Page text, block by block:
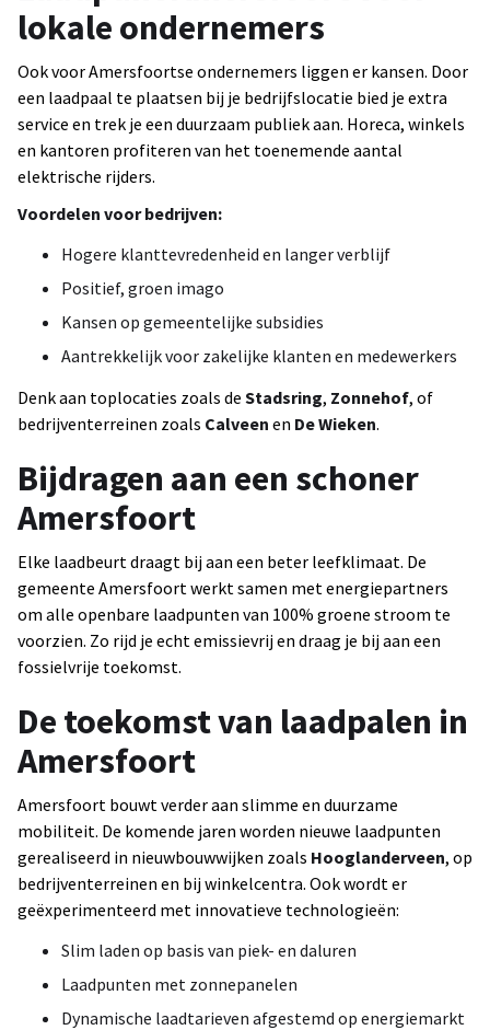
lokale ondernemers
Ook voor Amersfoortse ondernemers liggen er kansen. Door
een laadpaal te plaatsen bij je bedrijfslocatie bied je extra
service en trek je een duurzaam publiek aan. Horeca, winkels
en kantoren profiteren van het toenemende aantal
elektrische rijders.
Voordelen voor bedrijven:
Hogere klanttevredenheid en langer verblijf
Positief, groen imago
Kansen op gemeentelijke subsidies
Aantrekkelijk voor zakelijke klanten en medewerkers
Denk aan toplocaties zoals de Stadsring, Zonnehof, of
bedrijventerreinen zoals Calveen en De Wieken.
Bijdragen aan een schoner
Amersfoort
Elke laadbeurt draagt bij aan een beter leefklimaat. De
gemeente Amersfoort werkt samen met energiepartners
om alle openbare laadpunten van 100% groene stroom te
voorzien. Zo rijd je echt emissievrij en draag je bij aan een
fossielvrije toekomst.
De toekomst van laadpalen in
Amersfoort
Amersfoort bouwt verder aan slimme en duurzame
mobiliteit. De komende jaren worden nieuwe laadpunten
gerealiseerd in nieuwbouwwijken zoals Hooglanderveen, op
bedrijventerreinen en bij winkelcentra. Ook wordt er
geëxperimenteerd met innovatieve technologieën:
Slim laden op basis van piek- en daluren
Laadpunten met zonnepanelen
Dynamische laadtarieven afgestemd op energiemarkt